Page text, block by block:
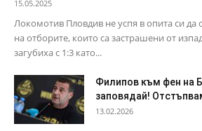
15.05.2025
Локомотив Пловдив не успя в опита си да
на отборите, които са застрашени от
загубиха с 1:3 като...
Филипов към фен на
заповядай!
13.02.2026